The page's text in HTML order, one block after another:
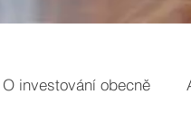
O investování obecně